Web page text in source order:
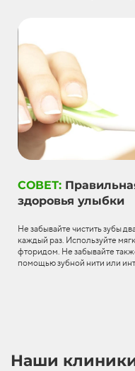
СОВЕТ:
здоровья улыбки
Не забывайте чистить зубы
каждый раз. Используйте
фторидом. Не забывайте
помощью зубной нити или
Наши